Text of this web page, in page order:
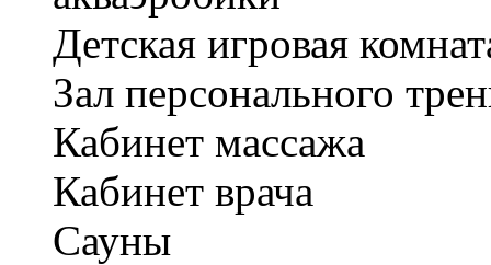
Детская игровая
Зал персонального
Кабинет массажа
Кабинет врача
Сауны